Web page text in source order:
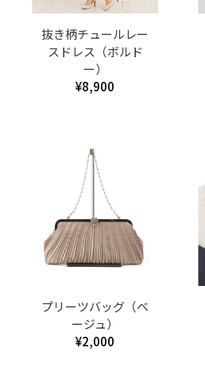
抜き柄チュールレー
スドレス（ボルド
ー）
¥8,900
プリーツバッグ（ベ
ージュ）
¥2,000